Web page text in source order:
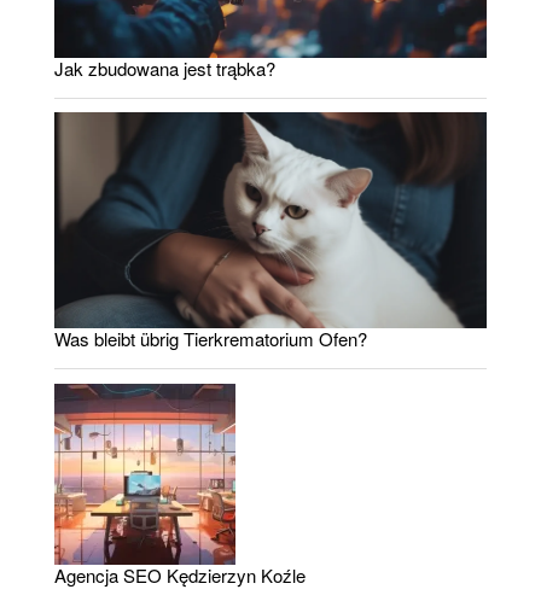
Jak zbudowana jest trąbka?
Was bleibt übrig Tierkrematorium Ofen?
Agencja SEO Kędzierzyn Koźle